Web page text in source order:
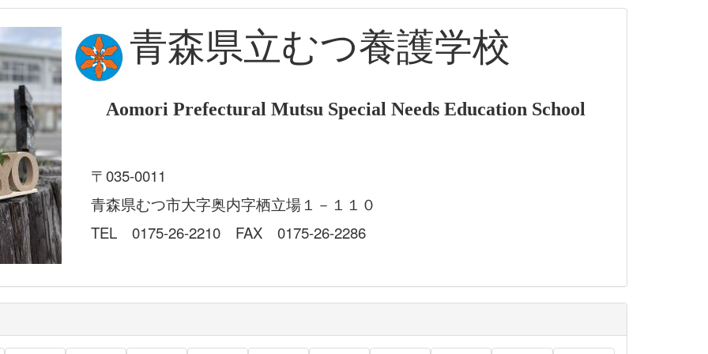
青森県立むつ養護学校
Aomori Prefectural Mutsu Special Needs Education School
〒035-0011
青森県むつ市大字奥内字栖立場１－１１０
TEL 0175-26-2210 FAX 0175-26-2286